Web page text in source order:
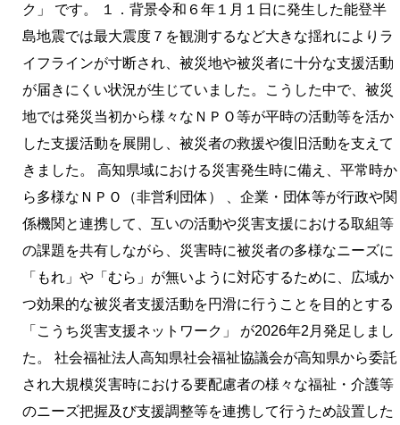
ク」 です。 １．背景令和６年１月１日に発生した能登半
島地震では最大震度７を観測するなど大きな揺れによりラ
イフラインが寸断され、被災地や被災者に十分な支援活動
が届きにくい状況が生じていました。こうした中で、被災
地では発災当初から様々なＮＰＯ等が平時の活動等を活か
した支援活動を展開し、被災者の救援や復旧活動を支えて
きました。 高知県域における災害発生時に備え、平常時か
ら多様なＮＰＯ（非営利団体） 、企業・団体等が行政や関
係機関と連携して、互いの活動や災害支援における取組等
の課題を共有しながら、災害時に被災者の多様なニーズに
「もれ」や「むら」が無いように対応するために、広域か
つ効果的な被災者支援活動を円滑に行うことを目的とする
「こうち災害支援ネットワーク」 が2026年2月発足しまし
た。 社会福祉法人高知県社会福祉協議会が高知県から委託
され大規模災害時における要配慮者の様々な福祉・介護等
のニーズ把握及び支援調整等を連携して行うため設置した